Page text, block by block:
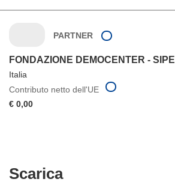
PARTNER
FONDAZIONE DEMOCENTER - SIPE
Italia
Contributo netto dell'UE
€ 0,00
ScaricaScarica